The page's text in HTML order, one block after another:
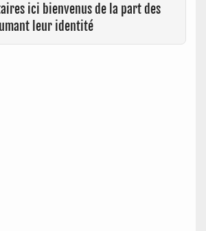
ici bienvenus de la part des
leur identité